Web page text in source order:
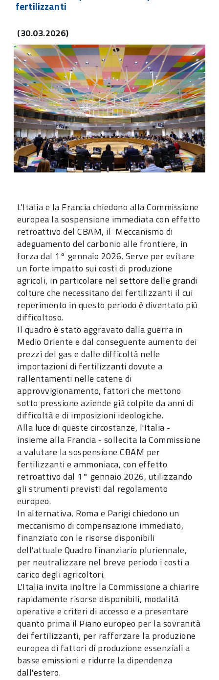
fertilizzanti
(30.03.2026)
L'Italia e la Francia chiedono alla Commissione
europea la sospensione immediata con effetto
retroattivo del CBAM, il Meccanismo di
adeguamento del carbonio alle frontiere, in
forza dal 1° gennaio 2026. Serve per evitare
un forte impatto sui costi di produzione
agricoli, in particolare nel settore delle grandi
colture che necessitano dei fertilizzanti il cui
reperimento in questo periodo è diventato più
difficoltoso.
Il quadro è stato aggravato dalla guerra in
Medio Oriente e dal conseguente aumento dei
prezzi del gas e dalle difficoltà nelle
importazioni di fertilizzanti dovute a
rallentamenti nelle catene di
approvvigionamento, fattori che mettono
sotto pressione aziende già colpite da anni di
difficoltà e di imposizioni ideologiche.
Alla luce di queste circostanze, l'Italia -
insieme alla Francia - sollecita la Commissione
a valutare la sospensione CBAM per
fertilizzanti e ammoniaca, con effetto
retroattivo dal 1° gennaio 2026, utilizzando
gli strumenti previsti dal regolamento
europeo.
In alternativa, Roma e Parigi chiedono un
meccanismo di compensazione immediato,
finanziato con le risorse disponibili
dell'attuale Quadro finanziario pluriennale,
per neutralizzare nel breve periodo i costi a
carico degli agricoltori.
L'Italia invita inoltre la Commissione a chiarire
rapidamente risorse disponibili, modalità
operative e criteri di accesso e a presentare
quanto prima il Piano europeo per la sovranità
dei fertilizzanti, per rafforzare la produzione
europea di fattori di produzione essenziali a
basse emissioni e ridurre la dipendenza
dall'estero.